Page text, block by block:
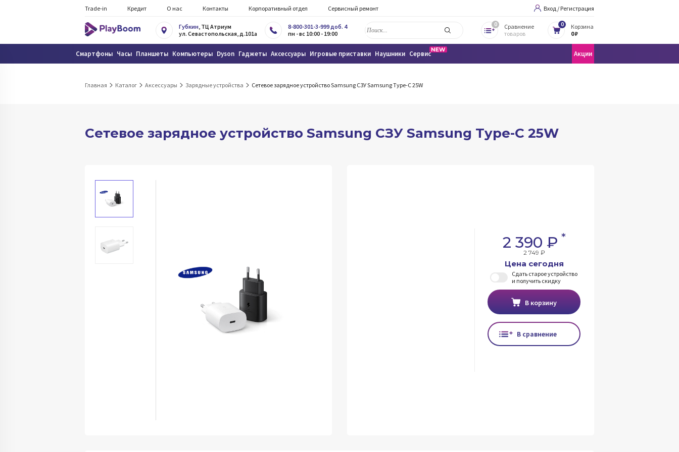
Trade-in Кредит О нас Контакты Корпоративный отдел Сервисный ремонт Вход / Регистрация
Губкин, ТЦ Атриум
ул. Севастопольская, д.101а
8-800-301-3-999 доб. 4
пн - вс 10:00 - 19:00
0
Сравнение
товаров
0
Корзина
0 ₽
Смартфоны Часы Планшеты Компьютеры Dyson Гаджеты Аксессуары Игровые приставки Наушники Сервис Акции
Главная Каталог Аксессуары Зарядные устройства Сетевое зарядное устройство Samsung CЗУ Samsung Type-C 25W
Сетевое зарядное устройство Samsung CЗУ Samsung Type-C 25W
2 390 ₽ *
2 749 ₽
Цена сегодня
Сдать старое устройство
и получить скидку
В корзину
В сравнение